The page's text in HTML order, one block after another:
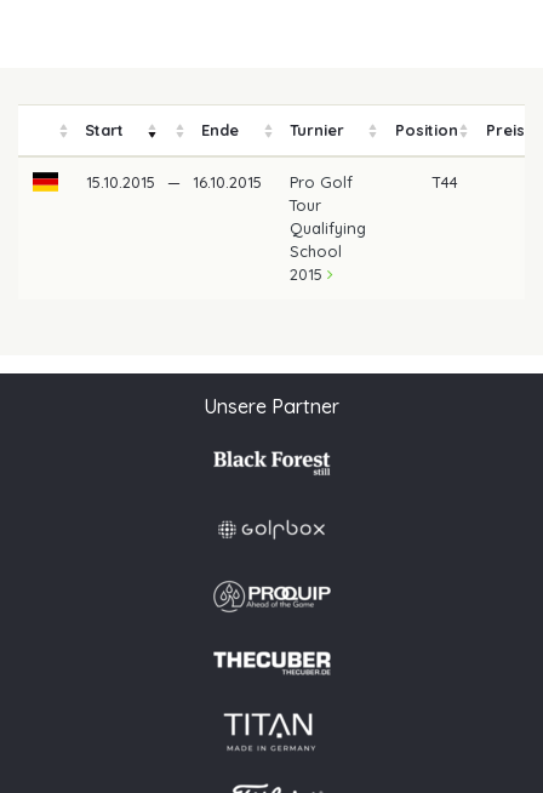
Start Ende Turnier Position
15.10.2015 — 16.10.2015
Pro Golf
Tour
Qualifying
School
2015
T44
Unsere Partner